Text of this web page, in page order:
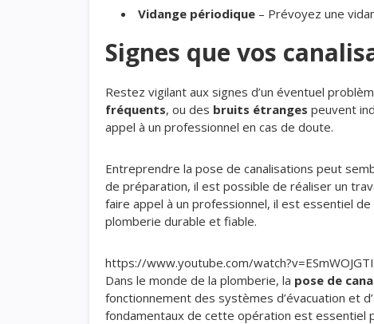
Vidange périodique – Prévoyez une
Signes que vos
Restez vigilant aux signes d’un éventuel
fréquents, ou des bruits étranges peuvent
appel à un professionnel en cas de doute.
Entreprendre la pose de canalisations peut
de préparation, il est possible de réaliser un
faire appel à un professionnel, il est essentiel
plomberie durable et fiable.
https://www.youtube.com/
Dans le monde de la plomberie, la pose de
fonctionnement des systèmes d’évacuation et
fondamentaux de cette opération est essentiel